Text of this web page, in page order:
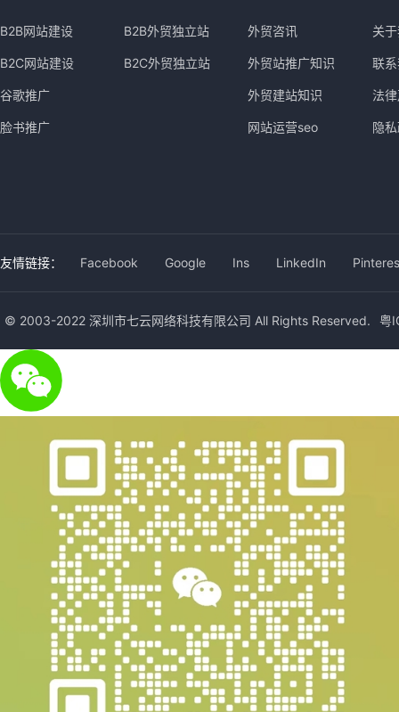
B2B网站建设
B2C网站建设
谷歌推广
脸书推广
B2B外贸独立站
B2C外贸独立站
外贸咨讯
外贸站推广知识
外贸建站知识
网站运营seo
关
联
法
隐
友情链接： Facebook Google Ins LinkedIn
© 2003-2022 深圳市七云网络科技有限公司 All Rights Reserved. 粤